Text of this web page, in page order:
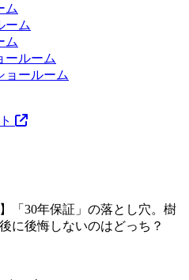
ム
ーム
ム
ールーム
ョールーム
「30年保証」の落とし穴。樹
に後悔しないのはどっち？